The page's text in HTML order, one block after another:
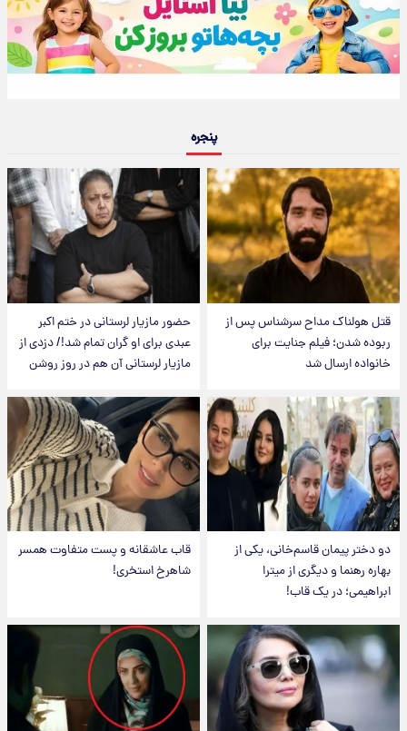
پنجره
قتل هولناک مداح سرشناس پس از
ربوده شدن؛ فیلم جنایت برای
خانواده ارسال شد
حضور مازیار لرستانی در ختم اکبر
عبدی برای او گران تمام شد!/ دزدی از
مازیار لرستانی آن هم در روز روشن
دو دختر پیمان قاسم‌خانی، یکی از
بهاره رهنما و دیگری از میترا
ابراهیمی؛ در یک قاب!
قاب عاشقانه و پست متفاوت همسر
شاهرخ استخری!